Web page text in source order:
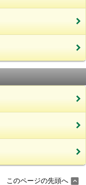
このページの先頭へ